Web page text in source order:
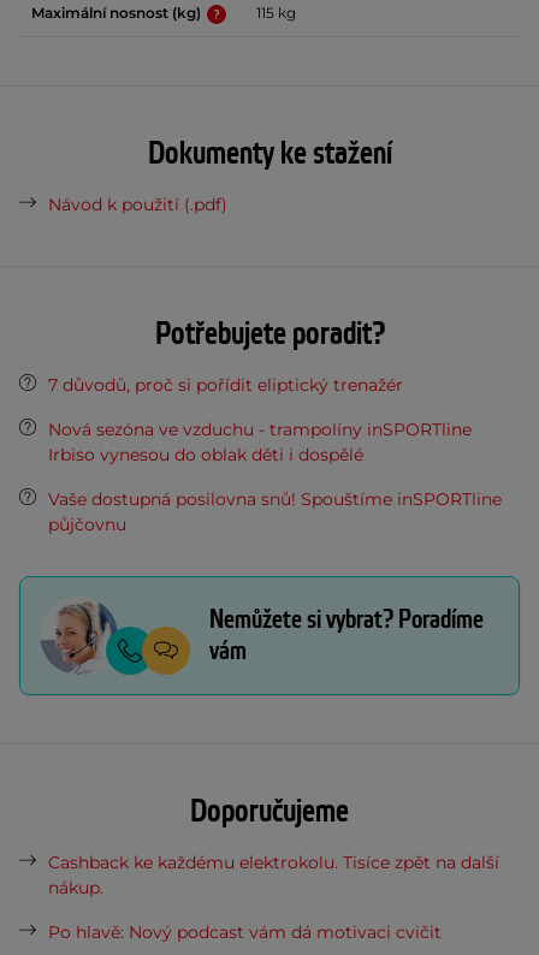
Maximální nosnost (kg) 115 kg
Dokumenty ke stažení
Návod k použití (.pdf)
Potřebujete poradit?
7 důvodů, proč si pořídit eliptický trenažér
Nová sezóna ve vzduchu - trampolíny inSPORTline
Irbiso vynesou do oblak děti i dospělé
Vaše dostupná posilovna snů! Spouštíme inSPORTline
půjčovnu
Nemůžete si vybrat? Poradíme
vám
Doporučujeme
Cashback ke každému elektrokolu. Tisíce zpět na další
nákup.
Po hlavě: Nový podcast vám dá motivaci cvičit